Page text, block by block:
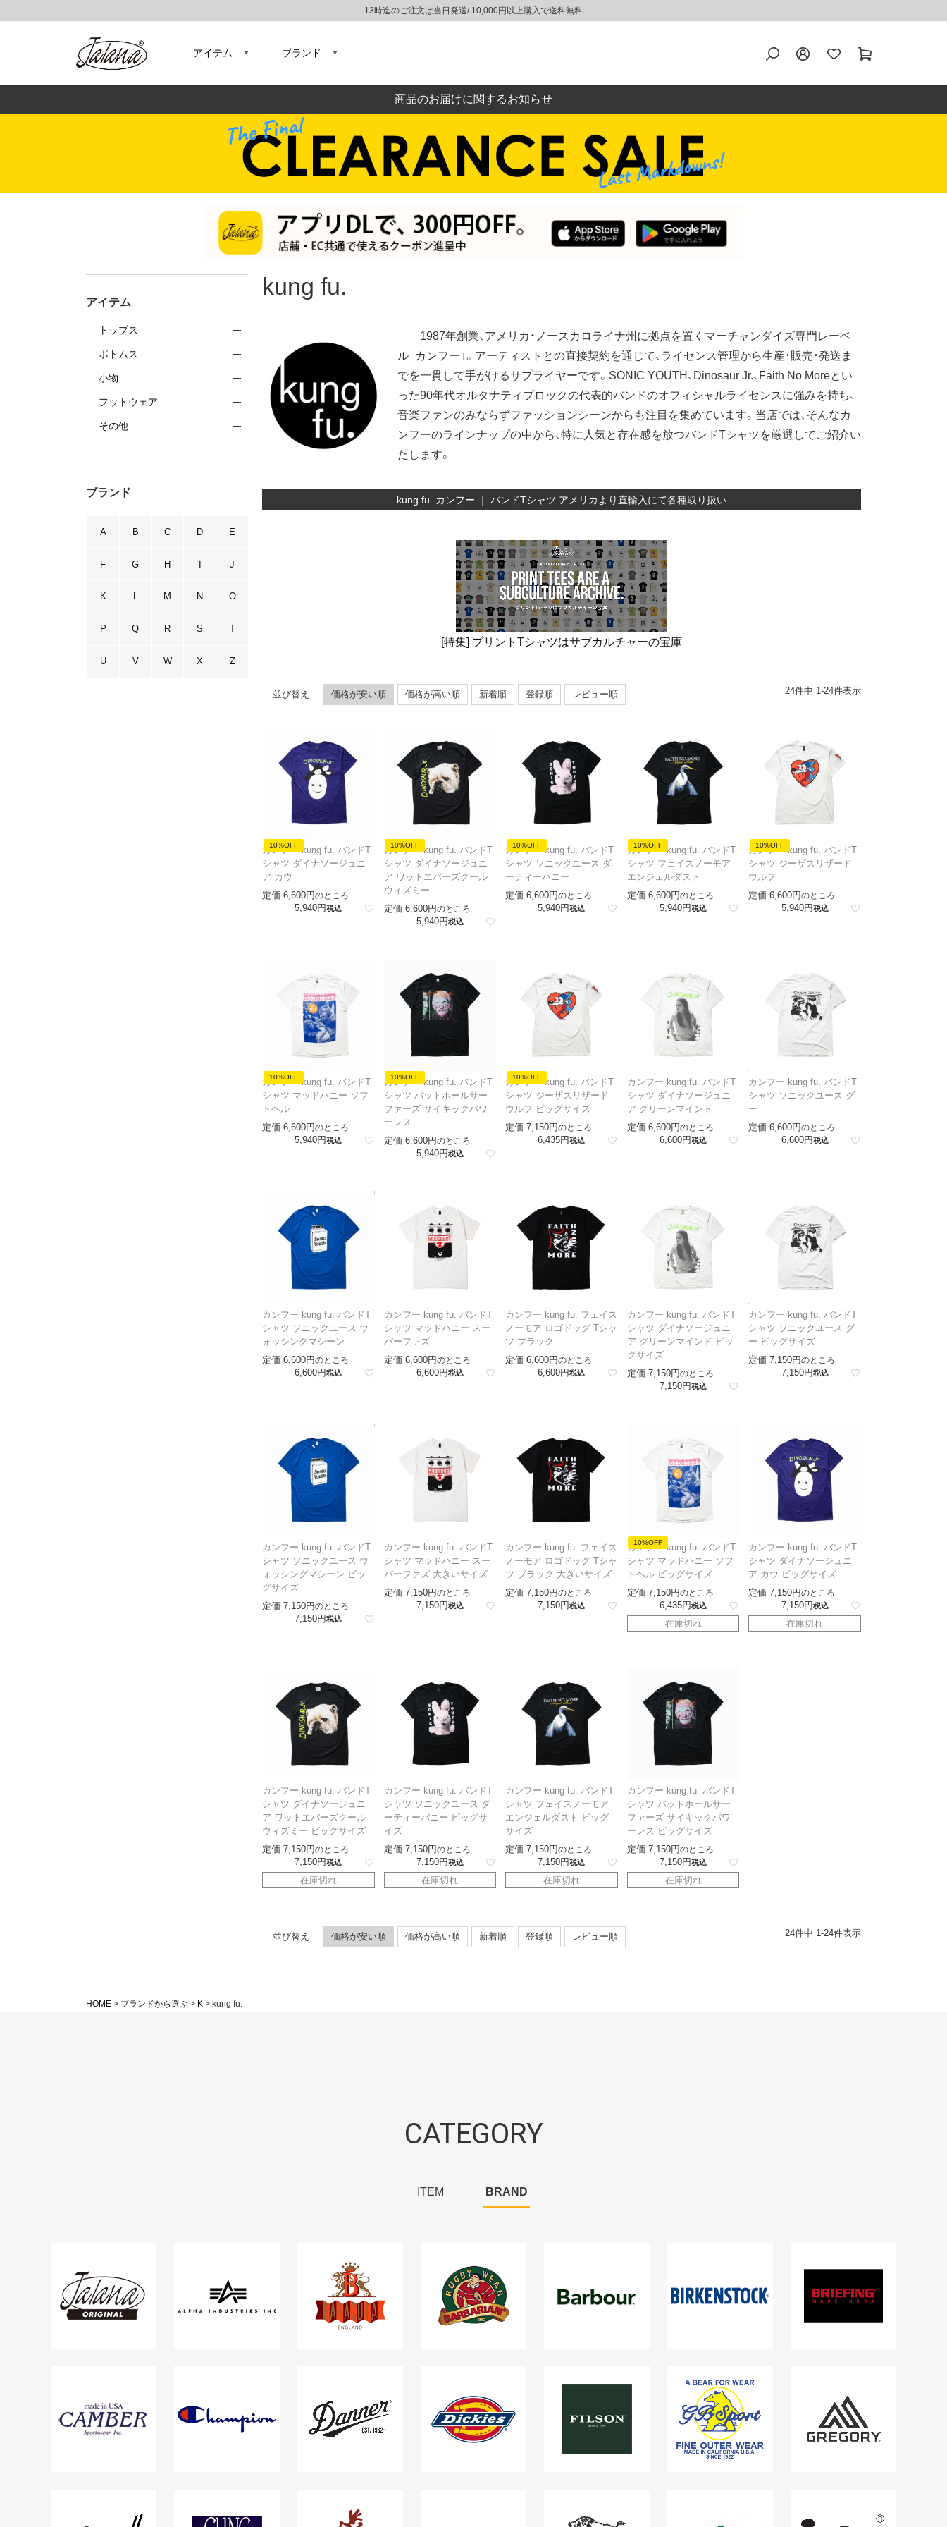
13時迄のご注文は当日発送/ 10,000円以上購入で送料無料
アイテム ブランド
商品のお届けに関するお知らせ
アイテム
トップス
ボトムス
小物
フットウェア
その他
ブランド
A B C D E
F G H I J
K L M N O
P Q R S T
U V W X Z
kung fu.
1987年創業、アメリカ・ノースカロライナ州に拠点を置くマーチャンダイズ専門レーベ
ル「カンフー」。アーティストとの直接契約を通じて、ライセンス管理から生産・販売・発送ま
でを一貫して手がけるサプライヤーです。SONIC YOUTH、Dinosaur Jr.、Faith No Moreとい
った90年代オルタナティブロックの代表的バンドのオフィシャルライセンスに強みを持ち、
音楽ファンのみならずファッションシーンからも注目を集めています。当店では、そんなカ
ンフーのラインナップの中から、特に人気と存在感を放つバンドTシャツを厳選してご紹介い
たします。
kung fu. カンフー ｜ バンドTシャツ アメリカより直輸入にて各種取り扱い
[特集] プリントTシャツはサブカルチャーの宝庫
並び替え 価格が安い順 価格が高い順 新着順 登録順 レビュー順 24件中 1-24件表示
10%OFF
カンフー kung fu. バンドT
シャツ ダイナソージュニ
ア カウ
定価 6,600 のところ
5,940 税込
10%OFF
カンフー kung fu. バンドT
シャツ ダイナソージュニ
ア ワットエバーズクール
ウィズミー
定価 6,600 のところ
5,940 税込
10%OFF
カンフー kung fu. バンドT
シャツ ソニックユース ダ
ーティーバニー
定価 6,600 のところ
5,940 税込
10%OFF
カンフー kung fu. バンドT
シャツ フェイスノーモア
エンジェルダスト
定価 6,600 のところ
5,940 税込
10%OFF
カンフー kung fu. バンドT
シャツ ジーザスリザード
ウルフ
定価 6,600 のところ
5,940 税込
10%OFF
カンフー kung fu. バンドT
シャツ マッドハニー ソフ
トヘル
定価 6,600 のところ
5,940 税込
10%OFF
カンフー kung fu. バンドT
シャツ バットホールサー
ファーズ サイキックパワ
ーレス
定価 6,600 のところ
5,940 税込
10%OFF
カンフー kung fu. バンドT
シャツ ジーザスリザード
ウルフ ビッグサイズ
定価 7,150 のところ
6,435 税込
カンフー kung fu. バンドT
シャツ ダイナソージュニ
ア グリーンマインド
定価 6,600 のところ
6,600 税込
カンフー kung fu. バンドT
シャツ ソニックユース グ
ー
定価 6,600 のところ
6,600 税込
カンフー kung fu. バンドT
シャツ ソニックユース ウ
ォッシングマシーン
定価 6,600 のところ
6,600 税込
カンフー kung fu. バンドT
シャツ マッドハニー スー
パーファズ
定価 6,600 のところ
6,600 税込
カンフー kung fu. フェイス
ノーモア ロゴドッグ Tシャ
ツ ブラック
定価 6,600 のところ
6,600 税込
カンフー kung fu. バンドT
シャツ ダイナソージュニ
ア グリーンマインド ビッ
グサイズ
定価 7,150 のところ
7,150 税込
カンフー kung fu. バンドT
シャツ ソニックユース グ
ー ビッグサイズ
定価 7,150 のところ
7,150 税込
カンフー kung fu. バンドT
シャツ ソニックユース ウ
ォッシングマシーン ビッ
グサイズ
定価 7,150 のところ
7,150 税込
カンフー kung fu. バンドT
シャツ マッドハニー スー
パーファズ 大きいサイズ
定価 7,150 のところ
7,150 税込
カンフー kung fu. フェイス
ノーモア ロゴドッグ Tシャ
ツ ブラック 大きいサイズ
定価 7,150 のところ
7,150 税込
10%OFF
カンフー kung fu. バンドT
シャツ マッドハニー ソフ
トヘル ビッグサイズ
定価 7,150 のところ
6,435 税込
在庫切れ
カンフー kung fu. バンドT
シャツ ダイナソージュニ
ア カウ ビッグサイズ
定価 7,150 のところ
7,150 税込
在庫切れ
カンフー kung fu. バンドT
シャツ ダイナソージュニ
ア ワットエバーズクール
ウィズミー ビッグサイズ
定価 7,150 のところ
7,150 税込
在庫切れ
カンフー kung fu. バンドT
シャツ ソニックユース ダ
ーティーバニー ビッグサ
イズ
定価 7,150 のところ
7,150 税込
在庫切れ
カンフー kung fu. バンドT
シャツ フェイスノーモア
エンジェルダスト ビッグ
サイズ
定価 7,150 のところ
7,150 税込
在庫切れ
カンフー kung fu. バンドT
シャツ バットホールサー
ファーズ サイキックパワ
ーレス ビッグサイズ
定価 7,150 のところ
7,150 税込
在庫切れ
並び替え 価格が安い順 価格が高い順 新着順 登録順 レビュー順 24件中 1-24件表示
HOME ブランドから選ぶ K kung fu.
CATEGORY
ITEM BRAND